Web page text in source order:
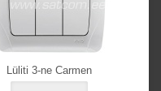
Lüliti 3-ne Carmen